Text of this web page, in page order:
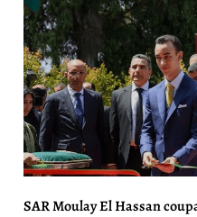
SAR Moulay El Hassan